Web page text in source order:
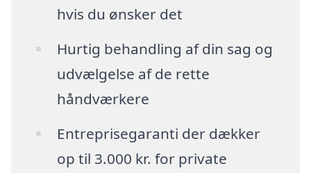
hvis du ønsker det
Hurtig behandling af din sag og
udvælgelse af de rette
håndværkere
Entreprisegaranti der dækker
op til 3.000 kr. for private